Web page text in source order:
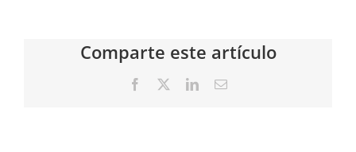
Comparte este artículo
Facebook LinkedInCorreo